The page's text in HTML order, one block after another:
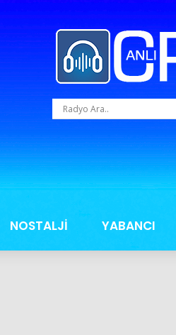
NOSTALJİ YABANCI